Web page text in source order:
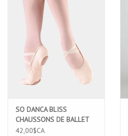
PARTENARIAT
FAIT AU QUEBEC
Marques
SO DANCA BLISS
CHAUSSONS DE BALLET
ENFANT EN TOILE
42,00$CA